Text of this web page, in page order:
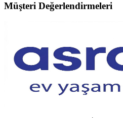
Müşteri Değerlendirmeleri